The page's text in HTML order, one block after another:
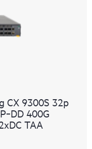
CX 9300S 32p
400G
TAA